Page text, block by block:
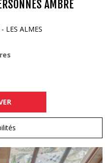
AMBRE
LES ALMES